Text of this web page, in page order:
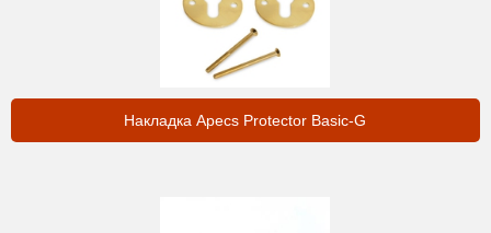
Накладка Apecs Protector Basic-G